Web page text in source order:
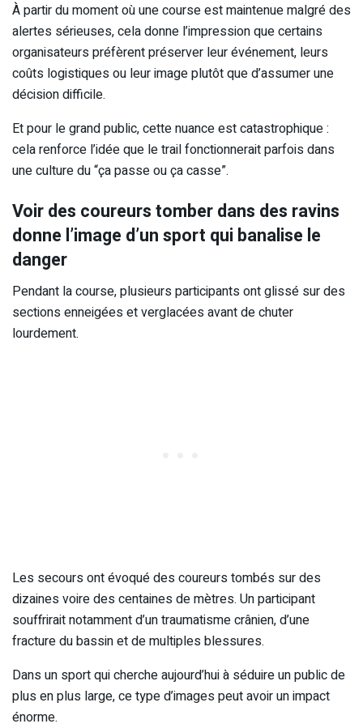
À partir du moment où une course est maintenue malgré des
alertes sérieuses, cela donne l’impression que certains
organisateurs préfèrent préserver leur événement, leurs
coûts logistiques ou leur image plutôt que d’assumer une
décision difficile.
Et pour le grand public, cette nuance est catastrophique :
cela renforce l’idée que le trail fonctionnerait parfois dans
une culture du “ça passe ou ça casse”.
Voir des coureurs tomber dans des ravins
donne l’image d’un sport qui banalise le
danger
Pendant la course, plusieurs participants ont glissé sur des
sections enneigées et verglacées avant de chuter
lourdement.
Les secours ont évoqué des coureurs tombés sur des
dizaines voire des centaines de mètres. Un participant
souffrirait notamment d’un traumatisme crânien, d’une
fracture du bassin et de multiples blessures.
Dans un sport qui cherche aujourd’hui à séduire un public de
plus en plus large, ce type d’images peut avoir un impact
énorme.